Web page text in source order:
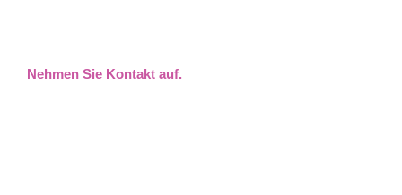
Nehmen Sie Kontakt auf.